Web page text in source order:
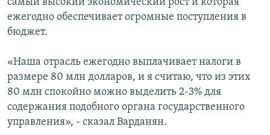
самый высокий экономический рост и которая
ежегодно обеспечивает огромные поступления в
бюджет.
«Наша отрасль ежегодно выплачивает налоги в
размере 80 млн долларов, и я считаю, что из этих
80 млн спокойно можно выделить 2-3% для
содержания подобного органа государственного
управления», - сказал Варданян.